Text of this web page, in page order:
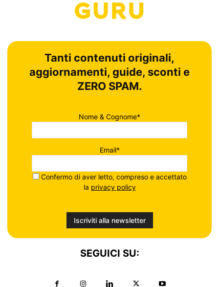
Tanti contenuti originali,
aggiornamenti, guide, sconti e
ZERO SPAM.
Nome & Cognome*
Email*
Confermo di aver letto, compreso e accettato
la privacy policy
SEGUICI SU: